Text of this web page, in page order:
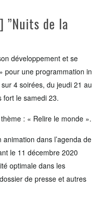
”Nuits de la
développement et se
pour une programmation in
4 soirées, du jeudi 21 au
fort le samedi 23.
: « Relire le monde ».
animation dans l’agenda de
le 11 décembre 2020
optimale dans les
de presse et autres